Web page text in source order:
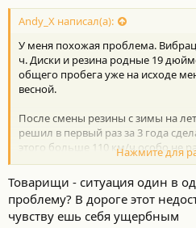
Andy_X написал(а):
У меня похожая проблема.
ч. Диски и резина родные 19
общего пробега уже на исходе
весной.
После смены резины с зимы на
решил в первый раз за 3 года
этого больше 110 км/ч особо не
замечал. А вот во время летней
130км/ч - сильная вибрация, аж
города заехал на балансировку,
Отбалансировали и я поехал
вибрация осталась.
Нажмите для
Товарищи - ситуация один в
проблему? В дороге этот
чувству ешь себя ущербным